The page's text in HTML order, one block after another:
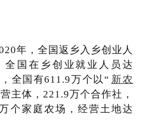
年，全国返乡入乡创业人
全国在乡创业就业人员达
全国有611.9万个以“ 新农
主体，221.9万个合作社，
个家庭农场，经营土地达